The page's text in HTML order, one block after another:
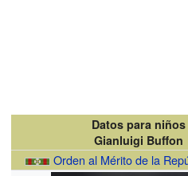
Datos para niños
Gianluigi Buffon
Orden al Mérito de la